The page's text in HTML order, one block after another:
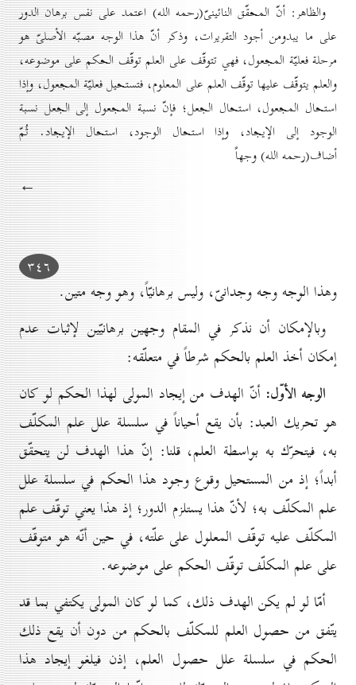
والظاهر: أنّ المحقّق النائينىّ(رحمه الله) اعتمد على نفس برهان الدور
على ما يبدومن أجود التقريرات، وذكر أنّ هذا الوجه مصبّه الأصلىّ هو
مرحلة فعليّة المجعول، فهي تتوقّف على العلم توقّف الحكم على موضوعه،
والعلم يتوقّف عليها توقّف العلم على المعلوم، فتستحيل فعليّة المجعول، وإذا
استحال المجعول، استحال الجعل؛ فإنّ نسبة المجعول إلى الجعل نسبة
الوجود إلى الإيجاد، وإذا استحال الوجود، استحال الإيجاد. ثُمّ
أضاف(رحمه الله) وجهاً
←
۳٤٦
وهذا الوجه وجه وجدانىّ، وليس برهانيّاً، وهو وجه متين.
وبالإمكان أن نذكر في المقام وجهين برهانيّين لإثبات عدم
إمكان أخذ العلم بالحكم شرطاً في متعلّقه:
الوجه الأوّل: أنّ الهدف من إيجاد المولى لهذا الحكم لو كان
هو تحريك العبد: بأن يقع أحياناً في سلسلة علل علم المكلّف
به، فيتحرّك به بواسطة العلم، قلنا: إنّ هذا الهدف لن يتحقّق
أبداً؛ إذ من المستحيل وقوع وجود هذا الحكم في سلسلة علل
علم المكلّف به؛ لأنّ هذا يستلزم الدور؛ إذ هذا يعني توقّف علم
المكلّف عليه توقّف المعلول على علّته، في حين أنّه هو متوقّف
على علم المكلّف توقّف الحكم على موضوعه.
أمّا لو لم يكن الهدف ذلك، كما لو كان المولى يكتفي بما قد
يتّفق من حصول العلم للمكلّف بالحكم من دون أن يقع ذلك
الحكم في سلسلة علل حصول العلم، إذن فيلغو إيجاد هذا